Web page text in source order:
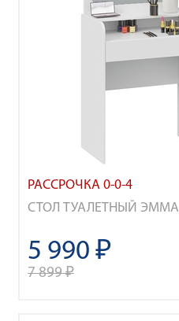
РАССРОЧКА 0-0-4
СТОЛ ТУАЛЕТНЫЙ ЭММА
5 990 ₽
7 899 ₽